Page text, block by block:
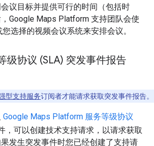
议目标并提供可行的时间（包括时
Google Maps Platform 支持团队会使
选择的视频会议系统来安排会议。
级协议 (SLA) 突发事件报告
型支持服务订阅者才能请求获取突发事件报告。
Google Maps Platform 服务等级协议
，可以创建技术支持请求，以请求获取
发生突发事件时您已经创建了支持请